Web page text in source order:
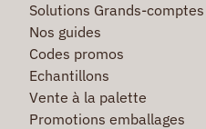
Solutions Grands-comptes
Nos guides
Codes promos
Echantillons
Vente à la palette
Promotions emballages